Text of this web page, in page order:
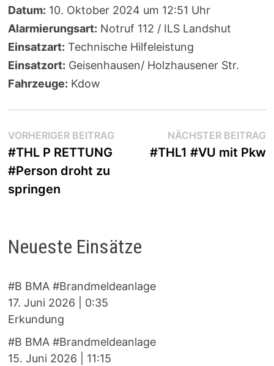
Datum: 10. Oktober 2024 um 12:51 Uhr
Alarmierungsart: Notruf 112 / ILS Landshut
Einsatzart: Technische Hilfeleistung
Einsatzort: Geisenhausen/ Holzhausener Str.
Fahrzeuge: Kdow
Beitragsnavigation
VORHERIGER BEITRAGVorheriger
Beitrag:
#THL P RETTUNG
#Person droht zu
springen
NÄCHSTER BEITRAG
#THL1 #VU mit Pkw
Neueste Einsätze
#B BMA #Brandmeldeanlage
17. Juni 2026
0:35
Erkundung
#B BMA #Brandmeldeanlage
15. Juni 2026
11:15